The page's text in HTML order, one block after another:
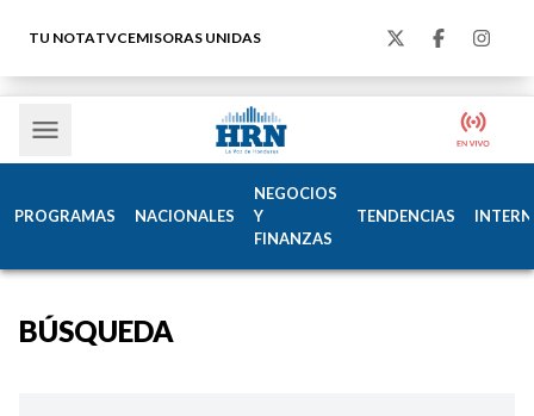
TU NOTATVCEMISORAS UNIDAS
PROGRAMAS NACIONALES
NEGOCIOS
Y
FINANZAS
TENDENCIAS
BÚSQUEDA